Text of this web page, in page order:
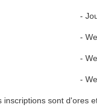
-
-
-
-
inscriptions sont d'ores